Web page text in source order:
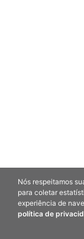
Nós respeitamos
para coletar
experiência de
política de